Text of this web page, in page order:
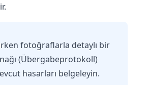
fotoğraflarla detaylı bir
(Übergabeprotokoll)
hasarları belgeleyin.